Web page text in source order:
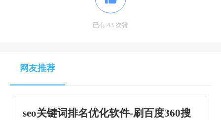
已有 43 次赞
网友推荐
seo关键词排名优化软件-刷百度360搜